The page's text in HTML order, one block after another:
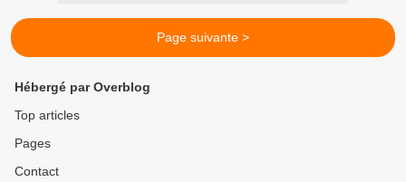
Page suivante >
Hébergé par Overblog
Top articles
Pages
Contact